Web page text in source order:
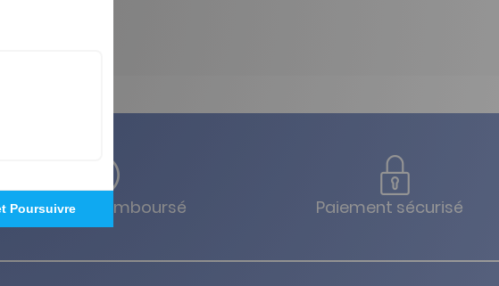
Satisfait ou remboursé Paiement sécurisé